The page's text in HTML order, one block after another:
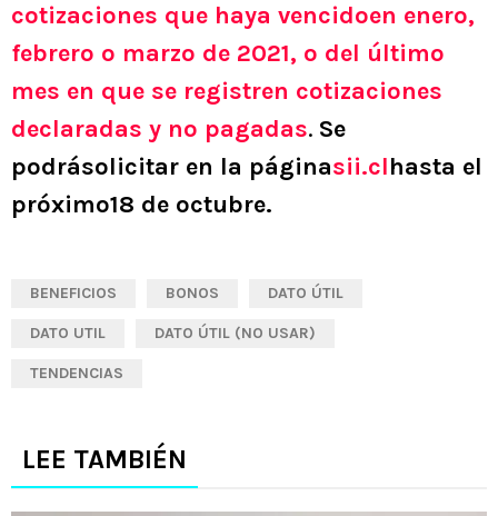
cotizaciones que haya vencidoen enero,
febrero o marzo de 2021, o del último
mes en que se registren cotizaciones
declaradas y no pagadas. Se
podrásolicitar en la páginasii.clhasta el
próximo18 de octubre.
BENEFICIOS BONOS DATO ÚTIL
DATO UTIL DATO ÚTIL (NO USAR)
TENDENCIAS
LEE TAMBIÉN